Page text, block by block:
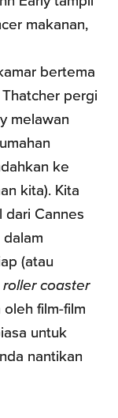
makanan,
bertema
pergi
melawan
ke
kita). Kita
dari Cannes
(atau
roller coaster
film-film
untuk
nantikan